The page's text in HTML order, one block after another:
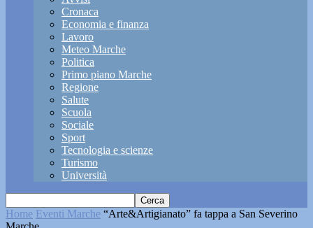
Cronaca
Economia e finanza
Lavoro
Meteo Marche
Politica
Primo piano Marche
Regione
Salute
Scuola
Sociale
Sport
Tecnologia e scienze
Turismo
Università
Home Eventi Marche “Arte&Artigianato” fa tappa a San Severino